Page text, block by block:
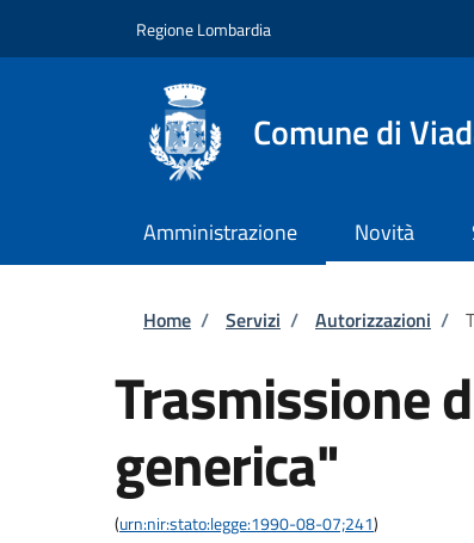
Regione Lombardia
Comune di
Amministrazione Novità
Briciole di pane
Home / Servizi / Autorizzazioni /
Trasmissione
generica"
(urn:nir:stato:legge:1990-08-07;241)